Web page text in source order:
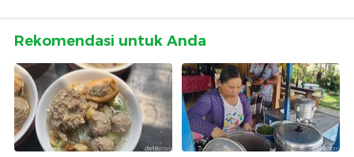
Rekomendasi untuk Anda